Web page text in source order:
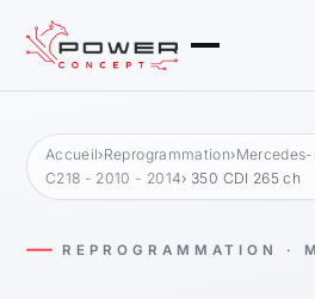
Accueil›Reprogrammation›
C218 - 2010 - 2014› 350 CDI 265 ch
REPROGRAMMATION ·